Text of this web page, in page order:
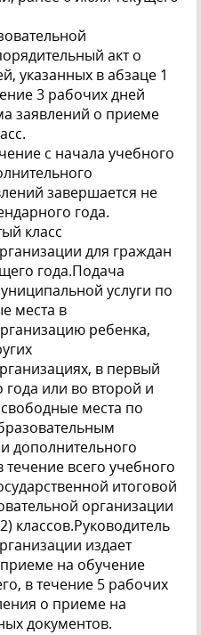
акт о
указанных в абзаце 1
3 рабочих дней
заявлений о приеме
с начала учебного
завершается не
года.
класс
для граждан
года.Подача
услуги по
места в
ребенка,
в первый
года или во второй и
места по
дополнительного
всего учебного
итоговой
организации
классов.Руководитель
издает
на обучение
в течение 5 рабочих
о приеме на
документов.